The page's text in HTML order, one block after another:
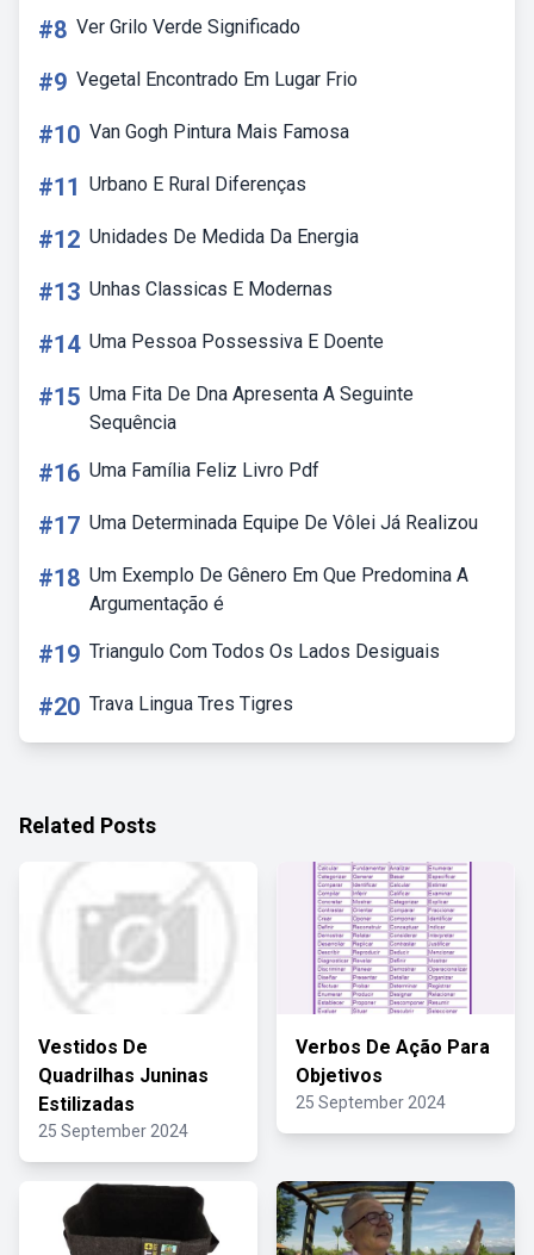
#8 Ver Grilo Verde Significado
#9 Vegetal Encontrado Em Lugar Frio
#10 Van Gogh Pintura Mais Famosa
#11 Urbano E Rural Diferenças
#12 Unidades De Medida Da Energia
#13 Unhas Classicas E Modernas
#14 Uma Pessoa Possessiva E Doente
#15 Uma Fita De Dna Apresenta A Seguinte
Sequência
#16 Uma Família Feliz Livro Pdf
#17 Uma Determinada Equipe De Vôlei Já Realizou
#18 Um Exemplo De Gênero Em Que Predomina A
Argumentação é
#19 Triangulo Com Todos Os Lados Desiguais
#20 Trava Lingua Tres Tigres
Related Posts
Vestidos De
Quadrilhas Juninas
Estilizadas
25 September 2024
Verbos De Ação Para
Objetivos
25 September 2024